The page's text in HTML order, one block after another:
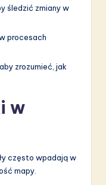
śledzić zmiany w
procesach
zrozumieć, jak
w
często wpadają w
mapy.